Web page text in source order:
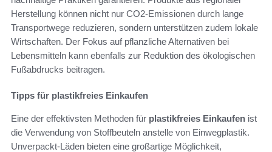
Herstellung können nicht nur CO2-Emissionen durch lange
Transportwege reduzieren, sondern unterstützen zudem lokale
Wirtschaften. Der Fokus auf pflanzliche Alternativen bei
Lebensmitteln kann ebenfalls zur Reduktion des ökologischen
Fußabdrucks beitragen.
Tipps für plastikfreies Einkaufen
Eine der effektivsten Methoden für plastikfreies Einkaufen ist
die Verwendung von Stoffbeuteln anstelle von Einwegplastik.
Unverpackt-Läden bieten eine großartige Möglichkeit,